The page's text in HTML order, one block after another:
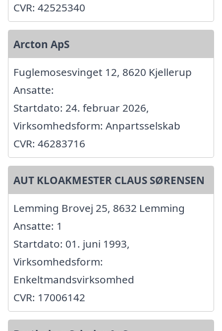
CVR: 42525340
Arcton ApS
Fuglemosesvinget 12, 8620 Kjellerup
Ansatte:
Startdato: 24. februar 2026,
Virksomhedsform: Anpartsselskab
CVR: 46283716
AUT KLOAKMESTER CLAUS SØRENSEN
Lemming Brovej 25, 8632 Lemming
Ansatte: 1
Startdato: 01. juni 1993,
Virksomhedsform:
Enkeltmandsvirksomhed
CVR: 17006142